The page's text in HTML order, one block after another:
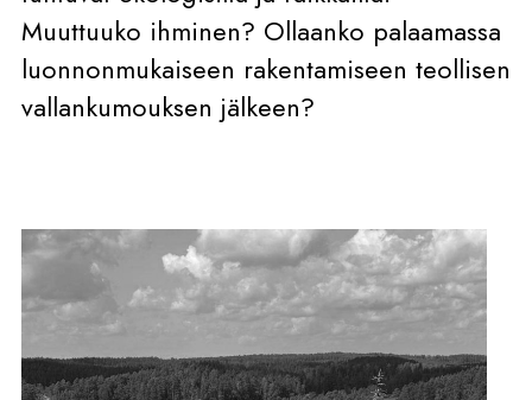
Muuttuuko ihminen? Ollaanko palaamassa
luonnonmukaiseen rakentamiseen teollisen
vallankumouksen jälkeen?